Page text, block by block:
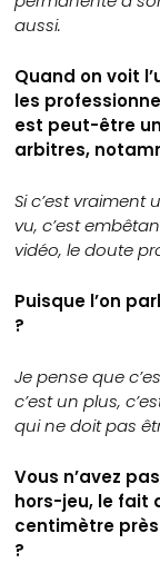
aussi.
Quand on voit
les
est peut-être
arbitres,
Si c’est vraiment
vu, c’est
vidéo, le doute
Puisque l’on
?
Je pense que
c’est un plus,
qui ne doit pas
Vous n’avez
hors-jeu, le fait
centimètre
?